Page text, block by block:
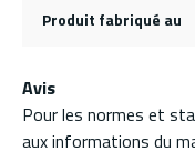
Produit fabriqué au
Avis
Pour les normes et
aux informations du